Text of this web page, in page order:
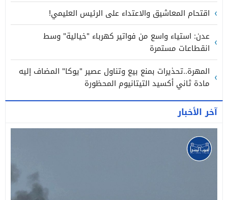
اقتحام المعاشيق والاعتداء على الرئيس العليمي!
عدن: استياء واسع من فواتير كهرباء "خيالية" وسط
انقطاعات مستمرة
المهرة..تحذيرات بمنع بيع وتناول عصير "يوكا" المضاف إليه
مادة ثاني أكسيد التيتانيوم المحظورة
آخر الأخبار